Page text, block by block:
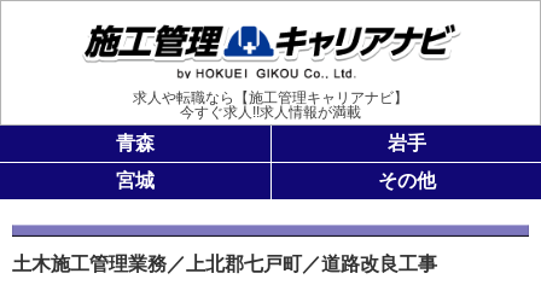
求人や転職なら【施工管理キャリアナビ】
今すぐ求人!!求人情報が満載
青森
岩手
宮城
その他
土木施工管理業務／上北郡七戸町／道路改良工事